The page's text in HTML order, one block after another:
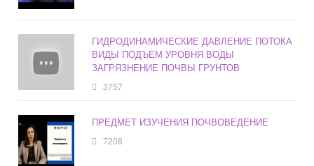
ГИДРОДИНАМИЧЕСКИЕ ДАВЛЕНИЕ ПОТОКА
ВИДЫ ПОДЪЕМ УРОВНЯ ВОДЫ
ЗАГРЯЗНЕНИЕ ПОЧВЫ ГРУНТОВ
3757
ПРЕДМЕТ ИЗУЧЕНИЯ ПОЧВОВЕДЕНИЕ
7208